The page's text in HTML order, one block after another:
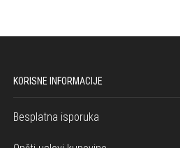
KORISNE INFORMACIJE
Besplatna isporuka